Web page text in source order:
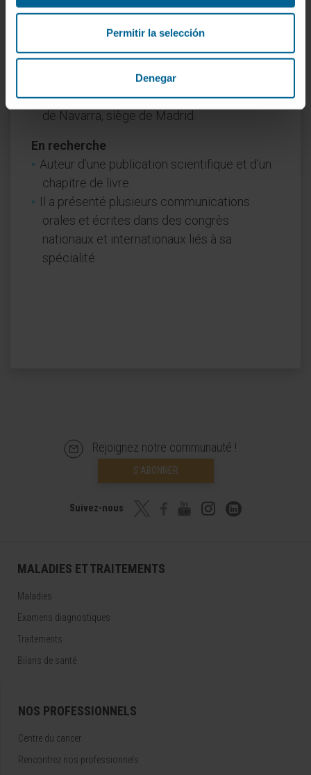
Permitir la selección
Denegar
Zorrotzaurre.
Responsable des résidents et des stagiaires
externes au Service d’Oncologie
Radiothérapique de la Clínica Universidad
de Navarra, siège de Madrid.
En recherche
Auteur d’une publication scientifique et d’un
chapitre de livre.
Il a présenté plusieurs communications
orales et écrites dans des congrès
nationaux et internationaux liés à sa
spécialité.
Rejoignez notre communauté !
S’ABONNER
Suivez-nous
MALADIES ET TRAITEMENTS
Maladies
Examens diagnostiques
Traitements
Bilans de santé
NOS PROFESSIONNELS
Centre du cancer
Rencontrez nos professionnels